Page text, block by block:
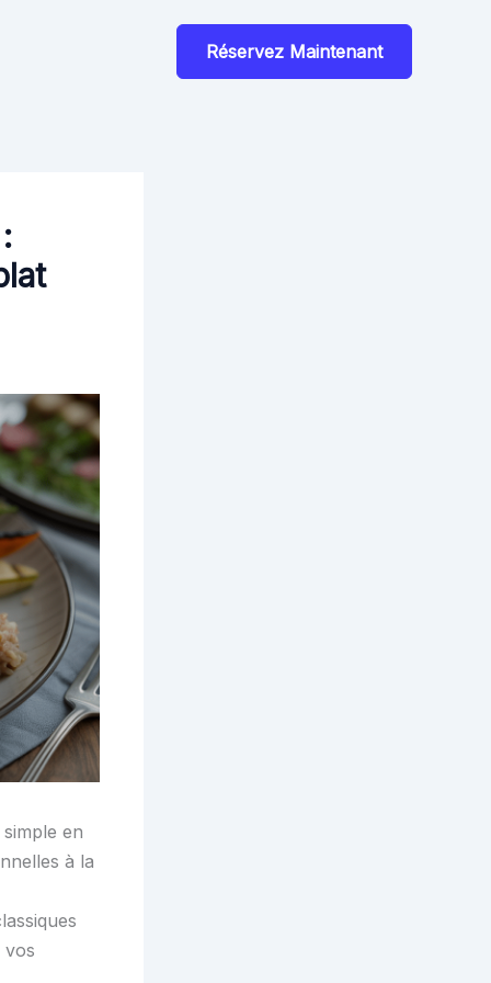
Réservez Maintenant
en
à la
vos